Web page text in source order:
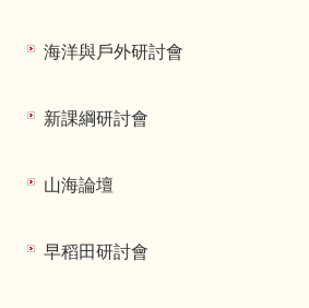
海洋與戶外研討會
新課綱研討會
山海論壇
早稻田研討會